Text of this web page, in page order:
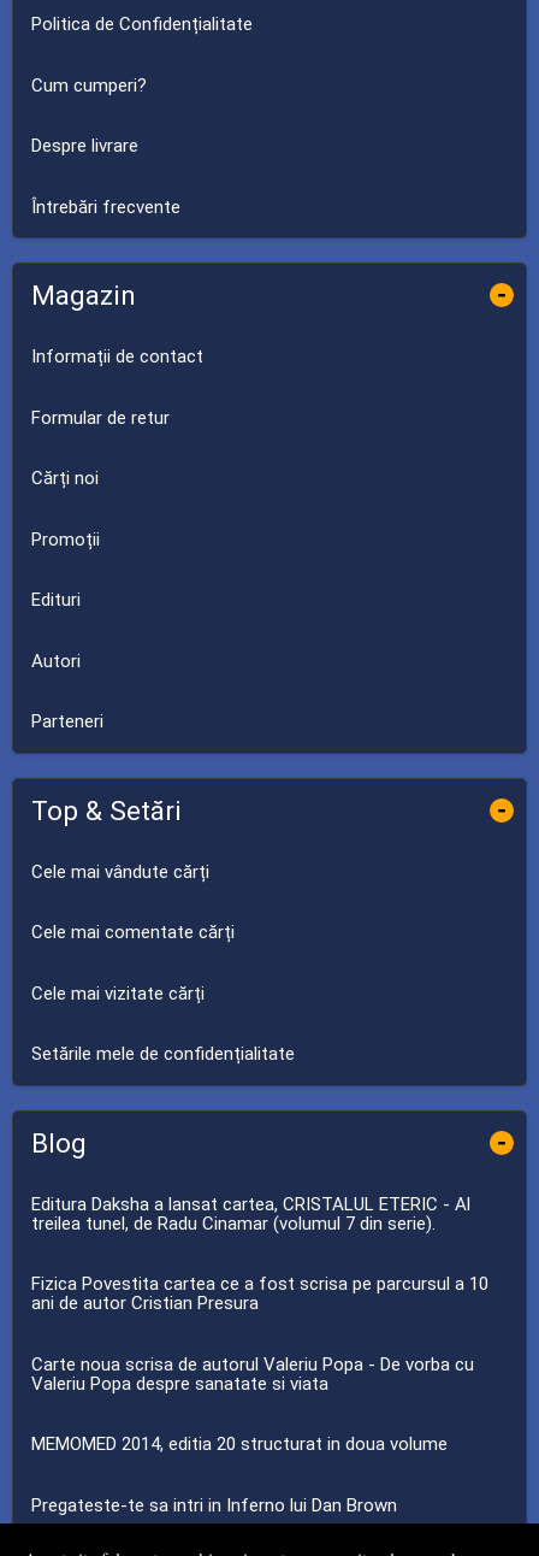
Politica de Confidențialitate
Cum cumperi?
Despre livrare
Întrebări frecvente
Magazin -
Informații de contact
Formular de retur
Cărți noi
Promoții
Edituri
Autori
Parteneri
Top & Setări -
Cele mai vândute cărți
Cele mai comentate cărți
Cele mai vizitate cărți
Setările mele de confidențialitate
Blog -
Editura Daksha a lansat cartea, CRISTALUL ETERIC - Al
treilea tunel, de Radu Cinamar (volumul 7 din serie).
Fizica Povestita cartea ce a fost scrisa pe parcursul a 10
ani de autor Cristian Presura
Carte noua scrisa de autorul Valeriu Popa - De vorba cu
Valeriu Popa despre sanatate si viata
MEMOMED 2014, editia 20 structurat in doua volume
Pregateste-te sa intri in Inferno lui Dan Brown